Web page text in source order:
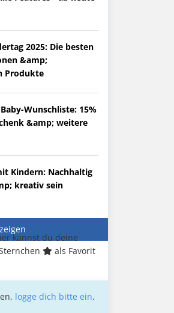
2025: Die besten
&amp;
Produkte
Wunschliste: 15%
&amp; weitere
Kindern: Nachhaltig
kreativ sein
kannst du deine
als Favorit
logge dich bitte ein.